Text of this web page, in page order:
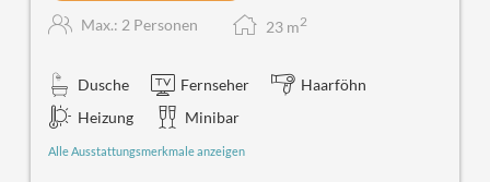
Max.: 2 Personen 23 m2
Dusche Fernseher
Haarföhn
Heizung
Minibar
Alle Ausstattungsmerkmale anzeigen